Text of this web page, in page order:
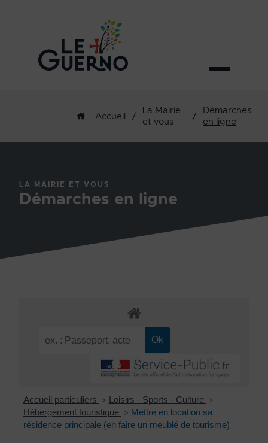
Accueil /
La Mairie
et vous
/
Démarches
en ligne
LA MAIRIE ET VOUS
Démarches en ligne
Accueil particuliers > Loisirs - Sports - Culture >
Hébergement touristique > Mettre en location sa
résidence principale (en faire un meublé de tourisme)